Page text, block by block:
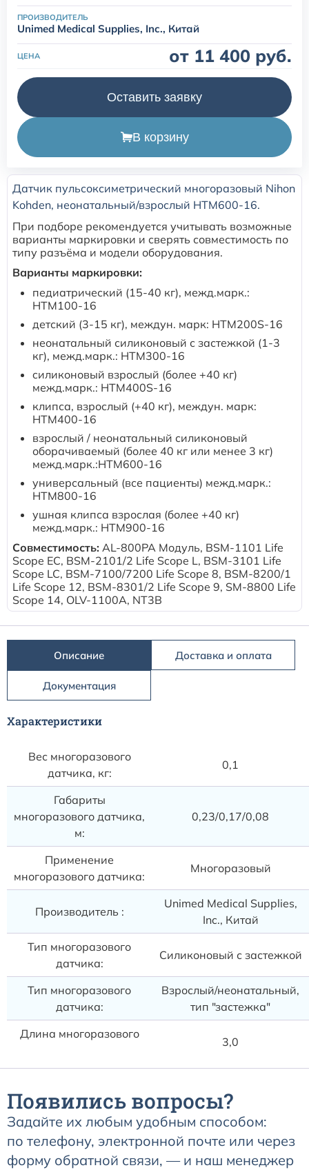
ПРОИЗВОДИТЕЛЬ
Unimed Medical Supplies, Inc., Китай
ЦЕНА от 11 400 руб.
Оставить заявку
В корзину
Датчик пульсоксиметрический многоразовый Nihon
Kohden, неонатальный/взрослый HTM600-16.
При подборе рекомендуется учитывать возможные
варианты маркировки и сверять совместимость по
типу разъёма и модели оборудования.
Варианты маркировки:
педиатрический (15-40 кг), межд.марк.:
HTM100-16
детский (3-15 кг), междун. марк: HTM200S-16
неонатальный силиконовый с застежкой (1-3
кг), межд.марк.: HTM300-16
cиликоновый взрослый (более +40 кг)
межд.марк.: HTM400S-16
клипса, взрослый (+40 кг), междун. марк:
HTM400-16
взрослый / неонатальный силиконовый
оборачиваемый (более 40 кг или менее 3 кг)
межд.марк.:HTM600-16
универсальный (все пациенты) межд.марк.:
HTM800-16
ушная клипса взрослая (более +40 кг)
межд.марк.: HTM900-16
Совместимость: AL-800PA Модуль, BSM-1101 Life
Scope EC, BSM-2101/2 Life Scope L, BSM-3101 Life
Scope LC, BSM-7100/7200 Life Scope 8, BSM-8200/1
Life Scope 12, BSM-8301/2 Life Scope 9, SM-8800 Life
Scope 14, OLV-1100A, NT3B
Описание Доставка и оплата
Документация
Характеристики
Вес многоразового
датчика, кг:
0,1
Габариты
многоразового датчика,
м:
0,23/0,17/0,08
Применение
многоразового датчика:
Многоразовый
Производитель :
Unimed Medical Supplies,
Inc., Китай
Тип многоразового
датчика:
Силиконовый с застежкой
Тип многоразового
датчика:
Взрослый/неонатальный,
тип "застежка"
Длина многоразового
3,0
Появились вопросы?
Задайте их любым удобным способом:
по телефону, электронной почте или через
форму обратной связи, — и наш менеджер
Расходные материалы для транскутанного монитора
Sentec
Расходные материалы к аппарату Авента-М
Расходные материалы к аппаратам ИВЛ Hamilton
Расходные материалы к аппаратам ИВЛ Mindray
Расходные материалы к аппаратам ИВЛ Drager
Расходные материалы к аппаратам Comen
Расходные материалы для ИВЛ Puritan Bennett
Расходные материалы к аппаратам Philips